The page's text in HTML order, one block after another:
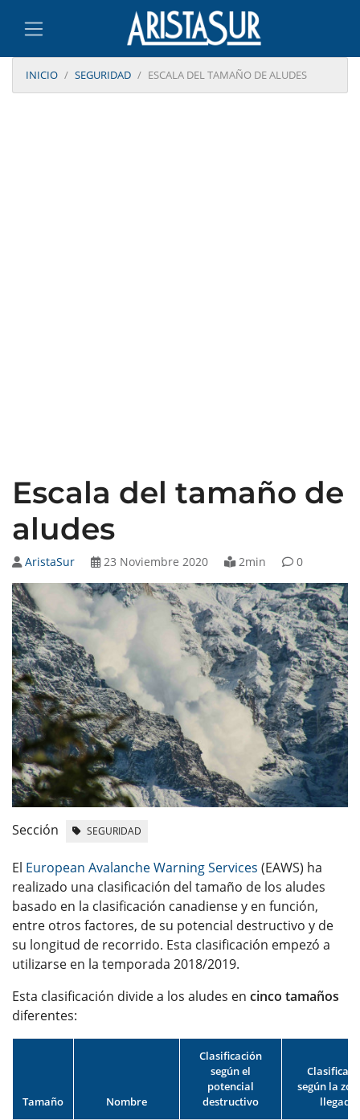
INICIO SEGURIDAD ESCALA DEL TAMAÑO DE ALUDES
Escala del tamaño de
aludes
AristaSur 23 Noviembre 2020 2min 0
Sección SEGURIDAD
El European Avalanche Warning Services (EAWS) ha
realizado una clasificación del tamaño de los aludes
basado en la clasificación canadiense y en función,
entre otros factores, de su potencial destructivo y de
su longitud de recorrido. Esta clasificación empezó a
utilizarse en la temporada 2018/2019.
Esta clasificación divide a los aludes en cinco tamaños
diferentes:
Tamaño Nombre
Clasificación
según el
potencial
destructivo
según la
llegada